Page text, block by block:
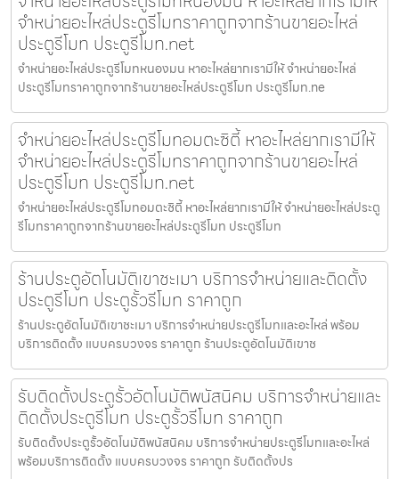
จำหน่ายอะไหล่ประตูรีโมทราคาถูกจากร้านขายอะไหล่
ประตูรีโมท ประตูรีโมท.net
จำหน่ายอะไหล่ประตูรีโมทหนองมน หาอะไหล่ยากเรามีให้ จำหน่ายอะไหล่
ประตูรีโมทราคาถูกจากร้านขายอะไหล่ประตูรีโมท ประตูรีโมท.ne
จำหน่ายอะไหล่ประตูรีโมทอมตะซิตี้ หาอะไหล่ยากเรามีให้
จำหน่ายอะไหล่ประตูรีโมทราคาถูกจากร้านขายอะไหล่
ประตูรีโมท ประตูรีโมท.net
จำหน่ายอะไหล่ประตูรีโมทอมตะซิตี้ หาอะไหล่ยากเรามีให้ จำหน่ายอะไหล่ประตู
รีโมทราคาถูกจากร้านขายอะไหล่ประตูรีโมท ประตูรีโมท
ร้านประตูอัตโนมัติเขาชะเมา บริการจำหน่ายและติดตั้ง
ประตูรีโมท ประตูรั้วรีโมท ราคาถูก
ร้านประตูอัตโนมัติเขาชะเมา บริการจำหน่ายประตูรีโมทและอะไหล่ พร้อม
บริการติดตั้ง แบบครบวงจร ราคาถูก ร้านประตูอัตโนมัติเขาช
รับติดตั้งประตูรั้วอัตโนมัติพนัสนิคม บริการจำหน่ายและ
ติดตั้งประตูรีโมท ประตูรั้วรีโมท ราคาถูก
รับติดตั้งประตูรั้วอัตโนมัติพนัสนิคม บริการจำหน่ายประตูรีโมทและอะไหล่
พร้อมบริการติดตั้ง แบบครบวงจร ราคาถูก รับติดตั้งปร